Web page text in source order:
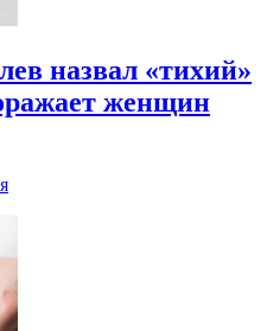
назвал «тихий»
женщин